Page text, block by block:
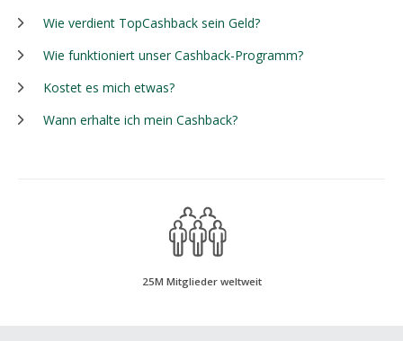
Wie verdient TopCashback sein Geld?
Wie funktioniert unser Cashback-Programm?
Kostet es mich etwas?
Wann erhalte ich mein Cashback?
25M Mitglieder weltweit